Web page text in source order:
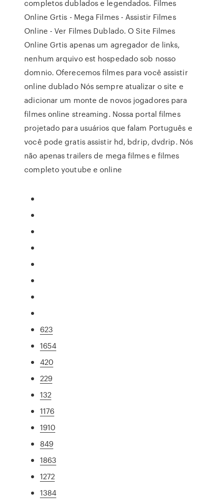
completos dublados e legendados. Filmes
Online Grtis - Mega Filmes - Assistir Filmes
Online - Ver Filmes Dublado. O Site Filmes
Online Grtis apenas um agregador de links,
nenhum arquivo est hospedado sob nosso
domnio. Oferecemos filmes para você assistir
online dublado Nós sempre atualizar o site e
adicionar um monte de novos jogadores para
filmes online streaming. Nossa portal filmes
projetado para usuários que falam Português e
você pode gratis assistir hd, bdrip, dvdrip. Nós
não apenas trailers de mega filmes e filmes
completo youtube e online
623
1654
420
229
132
1176
1910
849
1863
1272
1384